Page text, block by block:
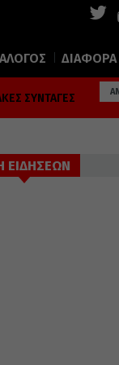
ΔΙΑΦΟΡΑ
ΣΥΝΤΑΓΕΣ
ΕΙΔΗΣΕΩΝ